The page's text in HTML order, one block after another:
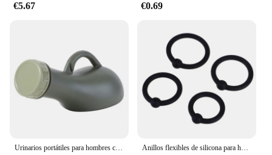
€5.67 €0.69
Urinarios portátiles para hombres con tapa, inodoro de viaje reutilizable, 1000ml, urinario masculino, botellas para orinar, orinal para ancianos, coche de conducción Anillos flexibles de silicona para hombre, productos para adultos, 4 unids/lote por paquete